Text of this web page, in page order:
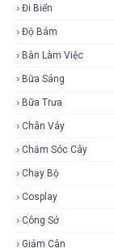
Đi Biển
Độ Bám
Bàn Làm Việc
Bữa Sáng
Bữa Trưa
Chân Váy
Chăm Sóc Cây
Chạy Bộ
Cosplay
Công Sở
Giảm Cân